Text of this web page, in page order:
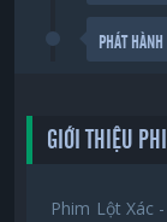
PHÁT HÀNH
GIỚI THIỆU
Phim Lột Xác